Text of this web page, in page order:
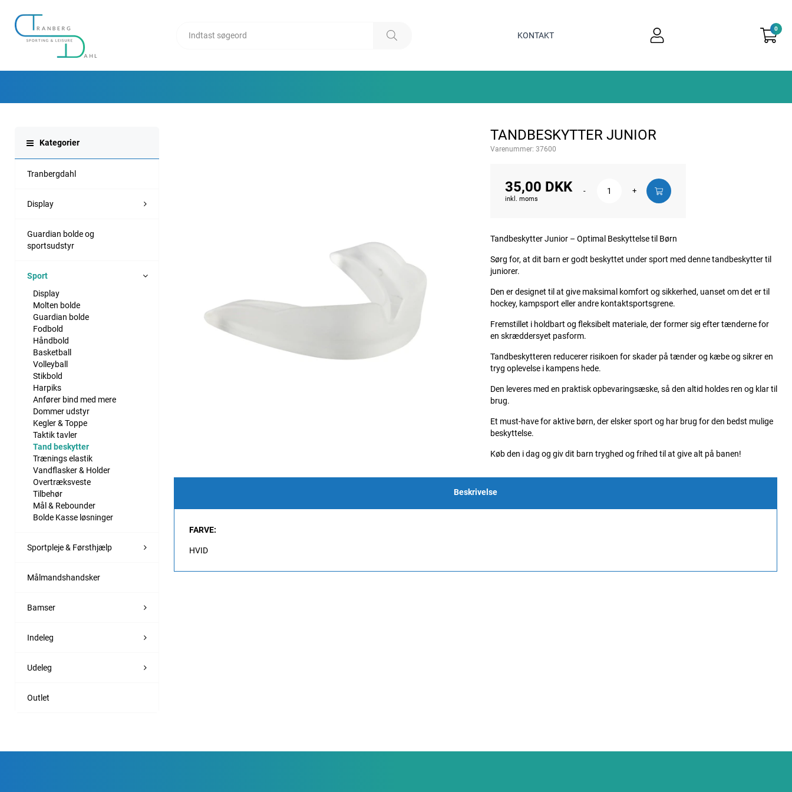
KONTAKT
0
Kategorier
Tranbergdahl
Display
Guardian bolde og
sportsudstyr
Sport
Display
Molten bolde
Guardian bolde
Fodbold
Håndbold
Basketball
Volleyball
Stikbold
Harpiks
Anfører bind med mere
Dommer udstyr
Kegler & Toppe
Taktik tavler
Tand beskytter
Trænings elastik
Vandflasker & Holder
Overtræksveste
Tilbehør
Mål & Rebounder
Bolde Kasse løsninger
Sportpleje & Førsthjælp
Målmandshandsker
Bamser
Indeleg
Udeleg
Outlet
TANDBESKYTTER JUNIOR
Varenummer: 37600
35,00 DKK
inkl. moms
- +
Tandbeskytter Junior – Optimal Beskyttelse til Børn
Sørg for, at dit barn er godt beskyttet under sport med denne tandbeskytter til
juniorer.
Den er designet til at give maksimal komfort og sikkerhed, uanset om det er til
hockey, kampsport eller andre kontaktsportsgrene.
Fremstillet i holdbart og fleksibelt materiale, der former sig efter tænderne for
en skræddersyet pasform.
Tandbeskytteren reducerer risikoen for skader på tænder og kæbe og sikrer en
tryg oplevelse i kampens hede.
Den leveres med en praktisk opbevaringsæske, så den altid holdes ren og klar til
brug.
Et must-have for aktive børn, der elsker sport og har brug for den bedst mulige
beskyttelse.
Køb den i dag og giv dit barn tryghed og frihed til at give alt på banen!
Beskrivelse
FARVE:
HVID